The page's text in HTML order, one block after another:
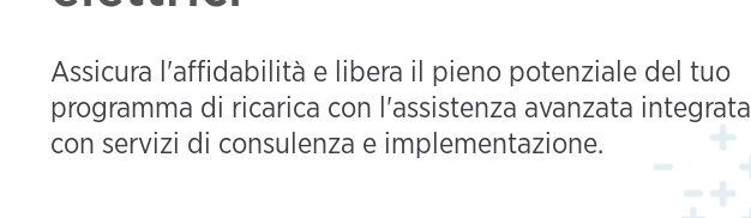
Assicura l'affidabilità e libera il pieno potenziale del tuo
programma di ricarica con l'assistenza avanzata integrata
con servizi di consulenza e implementazione.